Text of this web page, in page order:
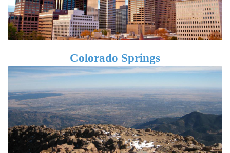
Colorado Springs